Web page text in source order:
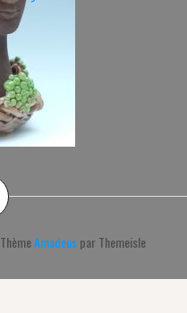
ThèmeAmadeuspar Themeisle